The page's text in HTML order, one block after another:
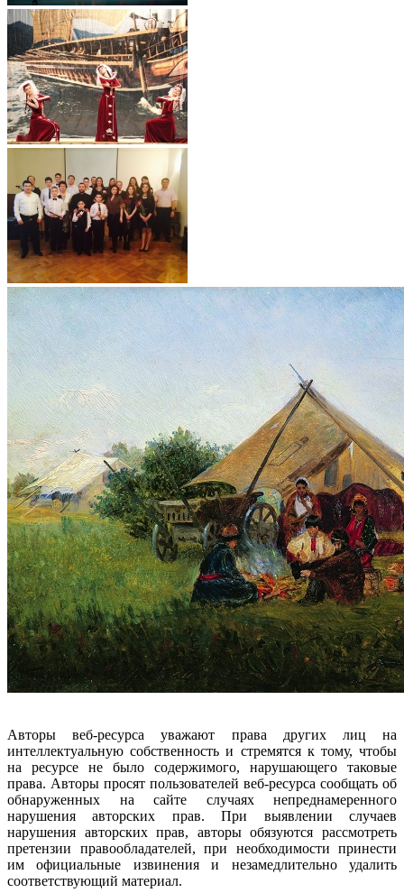
Авторы веб-ресурса уважают права других лиц на
интеллектуальную собственность и стремятся к тому, чтобы
на ресурсе не было содержимого, нарушающего таковые
права. Авторы просят пользователей веб-ресурса сообщать об
обнаруженных на сайте случаях непреднамеренного
нарушения авторских прав. При выявлении случаев
нарушения авторских прав, авторы обязуются рассмотреть
претензии правообладателей, при необходимости принести
им официальные извинения и незамедлительно удалить
соответствующий материал.